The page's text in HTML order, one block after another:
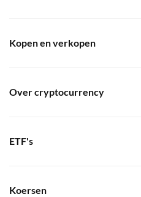
Kopen en verkopen
Over cryptocurrency
ETF's
Koersen